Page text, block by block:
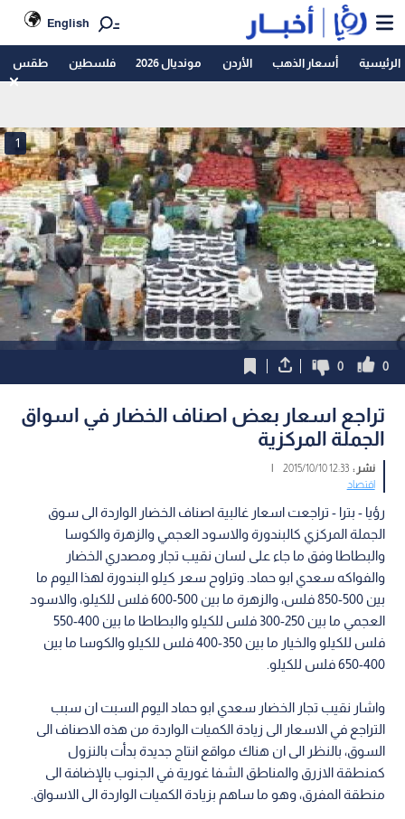
English
الرئيسية أسعار الذهب الأردن مونديال 2026 فلسطين طقس
1
0
0
تراجع اسعار بعض اصناف الخضار في اسواق
الجملة المركزية
نشر :12:33 2015/10/10
|
اقتصاد
رؤيا - بترا - تراجعت اسعار غالبية اصناف الخضار الواردة الى سوق
الجملة المركزي كالبندورة والاسود العجمي والزهرة والكوسا
والبطاطا وفق ما جاء على لسان نقيب تجار ومصدري الخضار
والفواكه سعدي ابو حماد. وتراوح سعر كيلو البندورة لهذا اليوم ما
بين 500-850 فلس، والزهرة ما بين 500-600 فلس للكيلو، والاسود
العجمي ما بين 250-300 فلس للكيلو والبطاطا ما بين 400-550
فلس للكيلو والخيار ما بين 350-400 فلس للكيلو والكوسا ما بين
400-650 فلس للكيلو.
واشار نقيب تجار الخضار سعدي ابو حماد اليوم السبت ان سبب
التراجع في الاسعار الى زيادة الكميات الواردة من هذه الاصناف الى
السوق، بالنظر الى ان هناك مواقع انتاج جديدة بدأت بالنزول
كمنطقة الازرق والمناطق الشفا غورية في الجنوب بالإضافة الى
منطقة المفرق، وهو ما ساهم بزيادة الكميات الواردة الى الاسواق.